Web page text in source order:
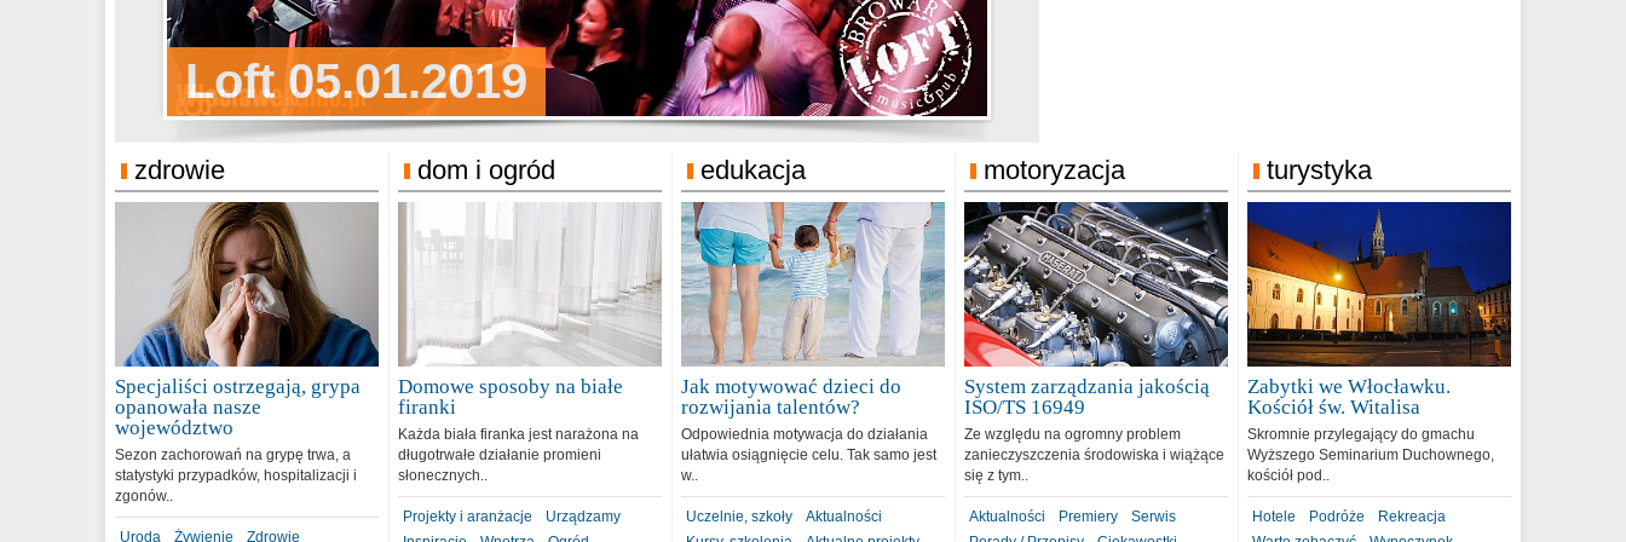
Loft 05.01.2019
Sylwester Podgrodzie 31.12.2018
Sylwester Pensjonat Michelin
31.12.2018
zdrowie
Specjaliści ostrzegają, grypa
opanowała nasze
województwo
Sezon zachorowań na grypę trwa, a
statystyki przypadków, hospitalizacji i
zgonów..
Uroda Żywienie Zdrowie
dom i ogród
Domowe sposoby na białe
firanki
Każda biała firanka jest narażona na
długotrwałe działanie promieni
słonecznych..
Projekty i aranżacje
Urządzamy
edukacja
Jak motywować dzieci do
rozwijania talentów?
Odpowiednia motywacja do działania
ułatwia osiągnięcie celu. Tak samo jest
w..
Uczelnie, szkoły
Aktualności
motoryzacja
System zarządzania jakością
ISO/TS 16949
Ze względu na ogromny problem
zanieczyszczenia środowiska i wiążące
się z tym..
Aktualności Premiery
Serwis
turystyka
Zabytki we Włocławku.
Kościół św. Witalisa
Skromnie przylegający do gmachu
Wyższego Seminarium Duchownego,
kościół pod..
Hotele Podróże
Rekreacja